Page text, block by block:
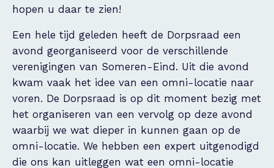
hopen u daar te zien!
Een hele tijd geleden heeft de Dorpsraad een
avond georganiseerd voor de verschillende
verenigingen van Someren-Eind. Uit die avond
kwam vaak het idee van een omni-locatie naar
voren. De Dorpsraad is op dit moment bezig met
het organiseren van een vervolg op deze avond
waarbij we wat dieper in kunnen gaan op de
omni-locatie. We hebben een expert uitgenodigd
die ons kan uitleggen wat een omni-locatie